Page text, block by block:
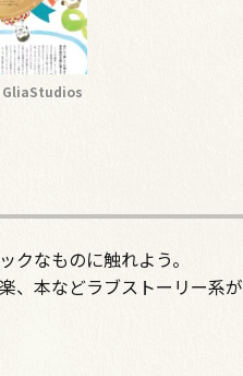
t
GliaStudios
クなものに触れよう。
、本などラブストーリー系が